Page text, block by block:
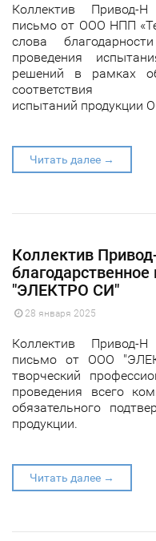
Коллектив Привод-Н
письмо от ООО НПП
слова
проведения
решений в рамках
испытаний продукции
Читать далее →
Коллектив
"ЭЛЕКТРО СИ"
28 января 2025
Коллектив Привод-Н
письмо от ООО
творческий
проведения всего
обязательного
продукции.
Читать далее →